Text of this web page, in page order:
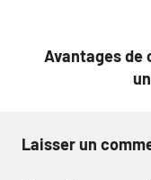
Avantages de
Laisser un